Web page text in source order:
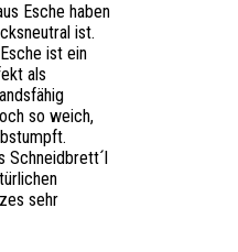
Esche haben
ist.
ist ein
als
so weich,
Schneidbrett´l
sehr